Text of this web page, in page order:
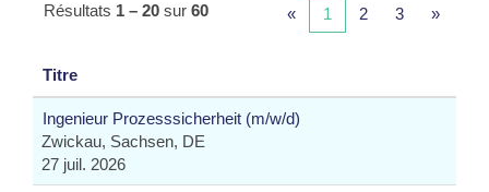
Résultats 1 – 20 sur 60 « 1 2 3 »
Titre
Ingenieur Prozesssicherheit (m/w/d)
Zwickau, Sachsen, DE
27 juil. 2026